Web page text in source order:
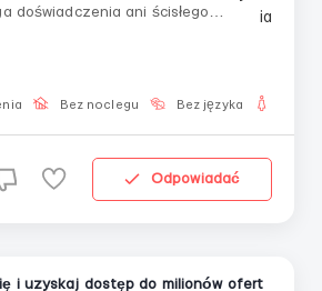
doświadczenia ani ścisłego
zadaniaDostępny
oczekujemy od
Bez noclegu Bez języka
Odpowiadać
i uzyskaj dostęp do milionów ofert